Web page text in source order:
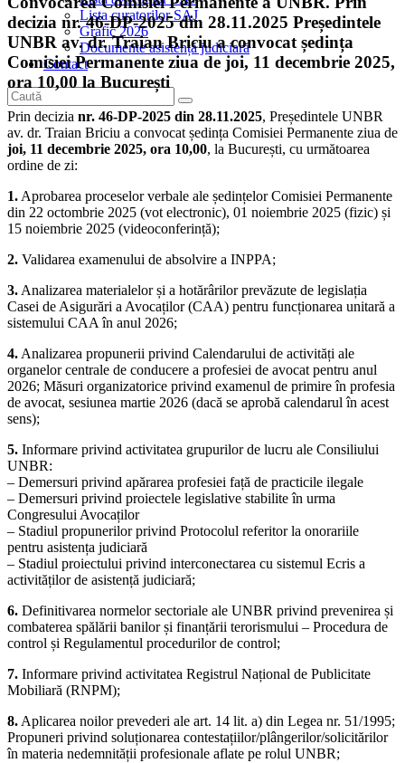
Lista curatorilor SAJ
Grafic 2026
Documente asistență judiciară
Contact
decizia nr. 46-DP-2025 din 28.11.2025 Președintele
UNBR av. dr. Traian Briciu a convocat ședința
Comisiei Permanente ziua de joi, 11 decembrie 2025,
ora 10,00 la București
Prin decizia nr. 46-DP-2025 din 28.11.2025, Președintele UNBR
av. dr. Traian Briciu a convocat ședința Comisiei Permanente ziua de
joi, 11 decembrie 2025, ora 10,00, la București, cu următoarea
ordine de zi:
1. Aprobarea proceselor verbale ale ședințelor Comisiei Permanente
din 22 octombrie 2025 (vot electronic), 01 noiembrie 2025 (fizic) și
15 noiembrie 2025 (videoconferință);
2. Validarea examenului de absolvire a INPPA;
3. Analizarea materialelor și a hotărârilor prevăzute de legislația
Casei de Asigurări a Avocaților (CAA) pentru funcționarea unitară a
sistemului CAA în anul 2026;
4. Analizarea propunerii privind Calendarului de activități ale
organelor centrale de conducere a profesiei de avocat pentru anul
2026; Măsuri organizatorice privind examenul de primire în profesia
de avocat, sesiunea martie 2026 (dacă se aprobă calendarul în acest
sens);
5. Informare privind activitatea grupurilor de lucru ale Consiliului
UNBR:
– Demersuri privind apărarea profesiei față de practicile ilegale
– Demersuri privind proiectele legislative stabilite în urma
Congresului Avocaților
– Stadiul propunerilor privind Protocolul referitor la onorariile
pentru asistența judiciară
– Stadiul proiectului privind interconectarea cu sistemul Ecris a
activităților de asistență judiciară;
6. Definitivarea normelor sectoriale ale UNBR privind prevenirea și
combaterea spălării banilor și finanțării terorismului – Procedura de
control și Regulamentul procedurilor de control;
7. Informare privind activitatea Registrul Național de Publicitate
Mobiliară (RNPM);
8. Aplicarea noilor prevederi ale art. 14 lit. a) din Legea nr. 51/1995;
Propuneri privind soluționarea contestațiilor/plângerilor/solicitărilor
în materia nedemnității profesionale aflate pe rolul UNBR;